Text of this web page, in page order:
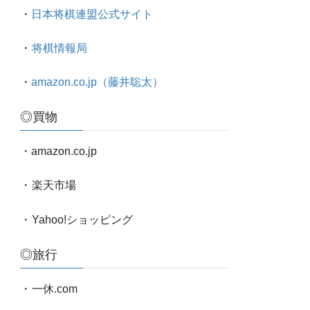
情
etc.
・ 日本将棋連盟公式サイト
・ 将棋情報局
・amazon.co.jp（藤井聡太）
◎買物
・amazon.co.jp
・ 楽天市場
・ Yahoo!ショッピング
◎旅行
・ 一休.com